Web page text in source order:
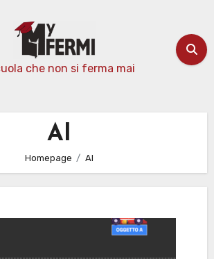
che non si ferma mai
AI
Homepage AI